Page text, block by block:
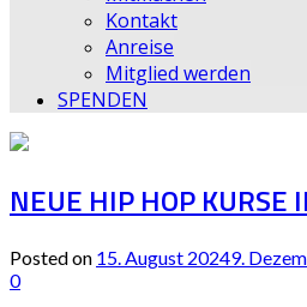
Kontakt
Anreise
Mitglied werden
SPENDEN
NEUE HIP HOP KURSE
Posted on 15. August 20249.
0